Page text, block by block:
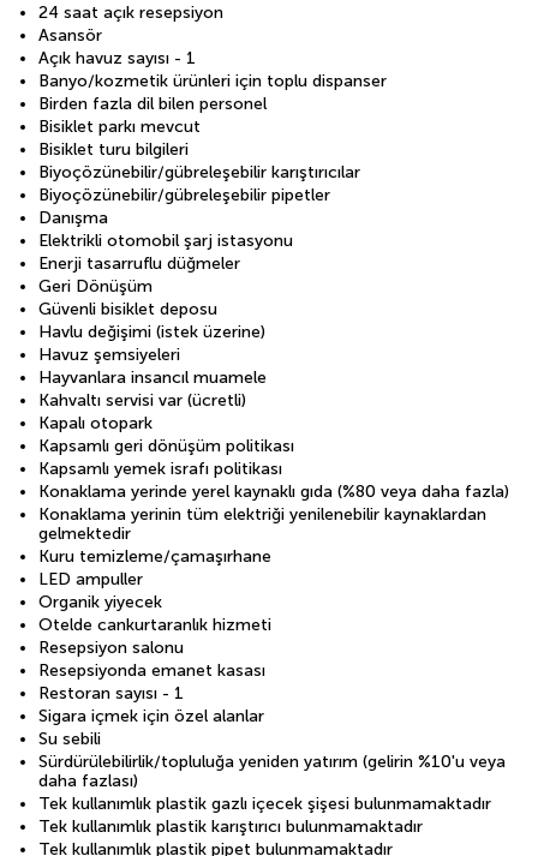
24 saat açık resepsiyon
Asansör
Açık havuz sayısı - 1
Banyo/kozmetik ürünleri için toplu dispanser
Birden fazla dil bilen personel
Bisiklet parkı mevcut
Bisiklet turu bilgileri
Biyoçözünebilir/gübreleşebilir karıştırıcılar
Biyoçözünebilir/gübreleşebilir pipetler
Danışma
Elektrikli otomobil şarj istasyonu
Enerji tasarruflu düğmeler
Geri Dönüşüm
Güvenli bisiklet deposu
Havlu değişimi (istek üzerine)
Havuz şemsiyeleri
Hayvanlara insancıl muamele
Kahvaltı servisi var (ücretli)
Kapalı otopark
Kapsamlı geri dönüşüm politikası
Kapsamlı yemek israfı politikası
Konaklama yerinde yerel kaynaklı gıda (%80 veya daha fazla)
Konaklama yerinin tüm elektriği yenilenebilir kaynaklardan
gelmektedir
Kuru temizleme/çamaşırhane
LED ampuller
Organik yiyecek
Otelde cankurtaranlık hizmeti
Resepsiyon salonu
Resepsiyonda emanet kasası
Restoran sayısı - 1
Sigara içmek için özel alanlar
Su sebili
Sürdürülebilirlik/topluluğa yeniden yatırım (gelirin %10'u veya
daha fazlası)
Tek kullanımlık plastik gazlı içecek şişesi bulunmamaktadır
Tek kullanımlık plastik karıştırıcı bulunmamaktadır
Tek kullanımlık plastik pipet bulunmamaktadır